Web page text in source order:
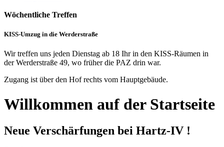
Wöchentliche Treffen
KISS-Umzug in die Werderstraße
Wir treffen uns jeden Dienstag ab 18 Ihr in den KISS-Räumen in
der Werderstraße 49, wo früher die PAZ drin war.
Zugang ist über den Hof rechts vom Hauptgebäude.
Willkommen auf der Startseite
Neue Verschärfungen bei Hartz-IV !